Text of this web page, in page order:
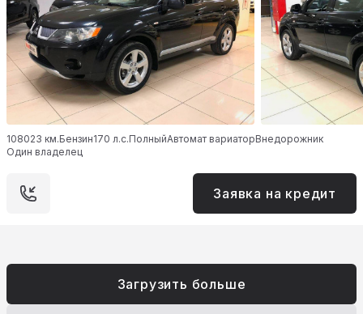
108023 км.Бензин170 л.с.ПолныйАвтомат вариаторВнедорожник
Один владелец
Заявка на кредит
Загрузить больше